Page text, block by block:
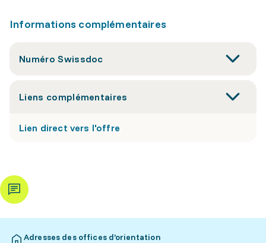
Informations complémentaires
Numéro Swissdoc
Liens complémentaires
Lien direct vers l'offre
Adresses des offices d’orientation